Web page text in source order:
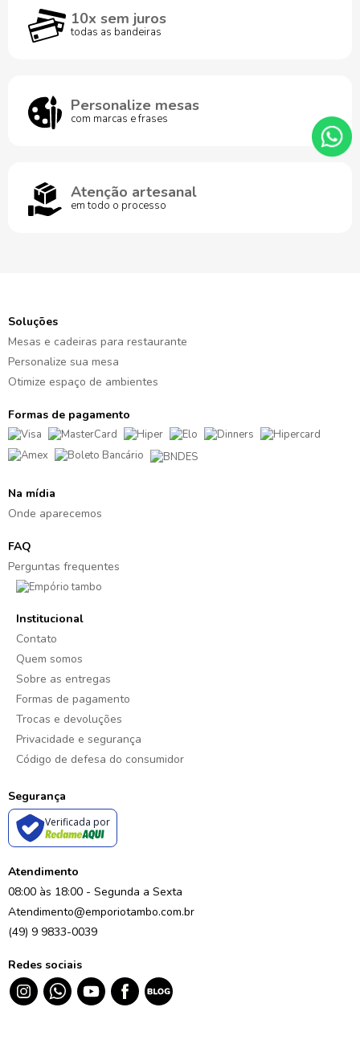
10x sem juros
todas as bandeiras
Personalize mesas
com marcas e frases
Atenção artesanal
em todo o processo
Soluções
Mesas e cadeiras para restaurante
Personalize sua mesa
Otimize espaço de ambientes
Formas de pagamento
Na mídia
Onde aparecemos
FAQ
Perguntas frequentes
Institucional
Contato
Quem somos
Sobre as entregas
Formas de pagamento
Trocas e devoluções
Privacidade e segurança
Código de defesa do consumidor
Segurança
Verificada por
Atendimento
08:00 às 18:00 - Segunda a Sexta
Atendimento@emporiotambo.com.br
(49) 9 9833-0039
Redes sociais